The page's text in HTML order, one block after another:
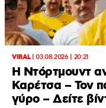
VIRAL|03.08.2026 | 20:21
Η Ντόρτμουντ
Καρέτσα – Τον
γύρο – Δείτε